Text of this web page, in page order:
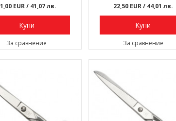
EUR/ 41,07 лв.
Купи
За сравнение
22,50 EUR/ 44,01 лв.
Купи
За сравнение